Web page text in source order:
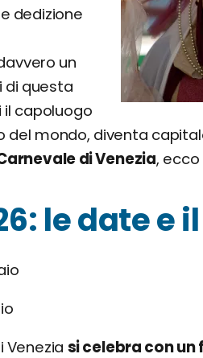
dedizione
un
di questa
il capoluogo
mondo, diventa
di Venezia,
le date e
Venezia si celebra con